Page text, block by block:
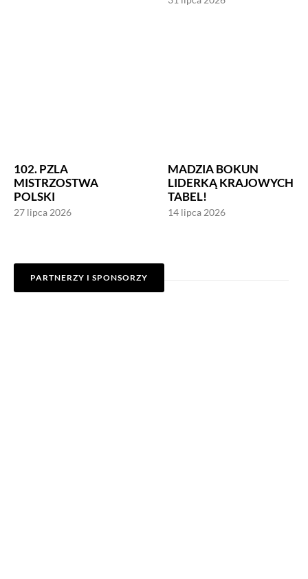
102. PZLA
MISTRZOSTWA
POLSKI
27 lipca 2026
MADZIA BOKUN
LIDERKĄ KRAJOWYCH
TABEL!
14 lipca 2026
PARTNERZY I SPONSORZY